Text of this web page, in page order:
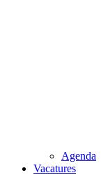
Agenda
Vacatures